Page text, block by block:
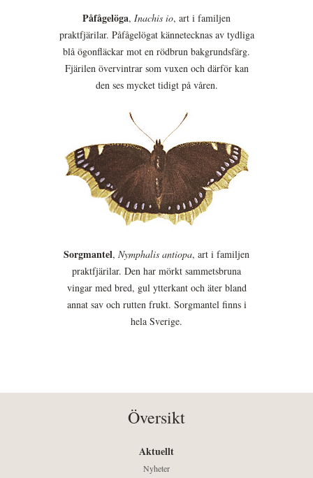
Påfågelöga, Inachis io, art i familjen
praktfjärilar. Påfågelögat kännetecknas av tydliga
blå ögonfläckar mot en rödbrun bakgrundsfärg.
Fjärilen övervintrar som vuxen och därför kan
den ses mycket tidigt på våren.
Sorgmantel, Nymphalis antiopa, art i familjen
praktfjärilar. Den har mörkt sammetsbruna
vingar med bred, gul ytterkant och äter bland
annat sav och rutten frukt. Sorgmantel finns i
hela Sverige.
Översikt
Aktuellt
Nyheter